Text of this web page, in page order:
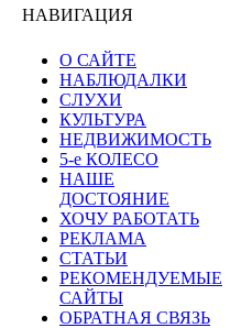
НАВИГАЦИЯ
О САЙТЕ
НАБЛЮДАЛКИ
СЛУХИ
КУЛЬТУРА
НЕДВИЖИМОСТЬ
5-е КОЛЕСО
НАШЕ
ДОСТОЯНИЕ
ХОЧУ РАБОТАТЬ
РЕКЛАМА
СТАТЬИ
РЕКОМЕНДУЕМЫЕ
САЙТЫ
ОБРАТНАЯ СВЯЗЬ